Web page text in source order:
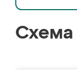
Схема